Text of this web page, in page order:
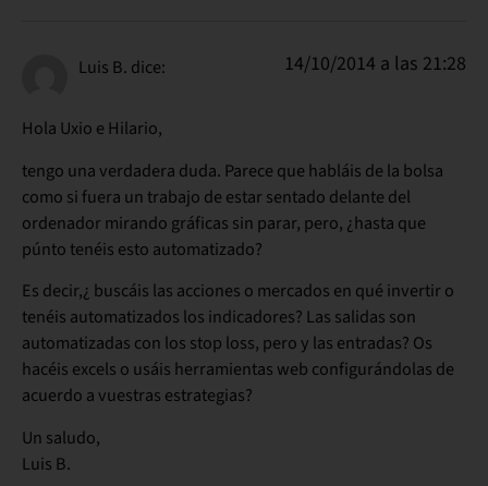
Luis B. dice: 14/10/2014 a las 21:28
Hola Uxio e Hilario,
tengo una verdadera duda. Parece que habláis de la bolsa
como si fuera un trabajo de estar sentado delante del
ordenador mirando gráficas sin parar, pero, ¿hasta que
púnto tenéis esto automatizado?
Es decir,¿ buscáis las acciones o mercados en qué invertir o
tenéis automatizados los indicadores? Las salidas son
automatizadas con los stop loss, pero y las entradas? Os
hacéis excels o usáis herramientas web configurándolas de
acuerdo a vuestras estrategias?
Un saludo,
Luis B.